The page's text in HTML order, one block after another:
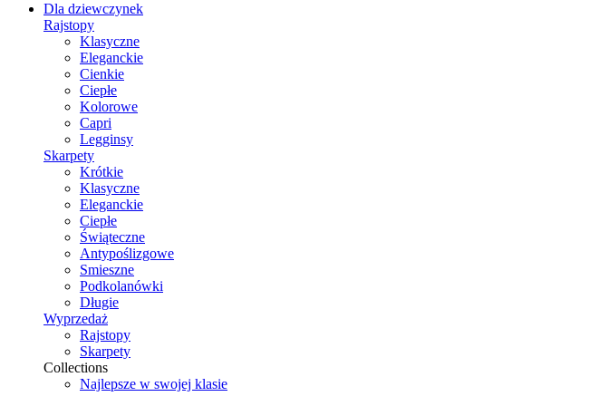
Dla dziewczynek
Rajstopy
Klasyczne
Eleganckie
Cienkie
Ciepłe
Kolorowe
Capri
Legginsy
Skarpety
Krótkie
Klasyczne
Eleganckie
Ciepłe
Świąteczne
Antypoślizgowe
Smieszne
Podkolanówki
Długie
Wyprzedaż
Rajstopy
Skarpety
Collections
Najlepsze w swojej klasie